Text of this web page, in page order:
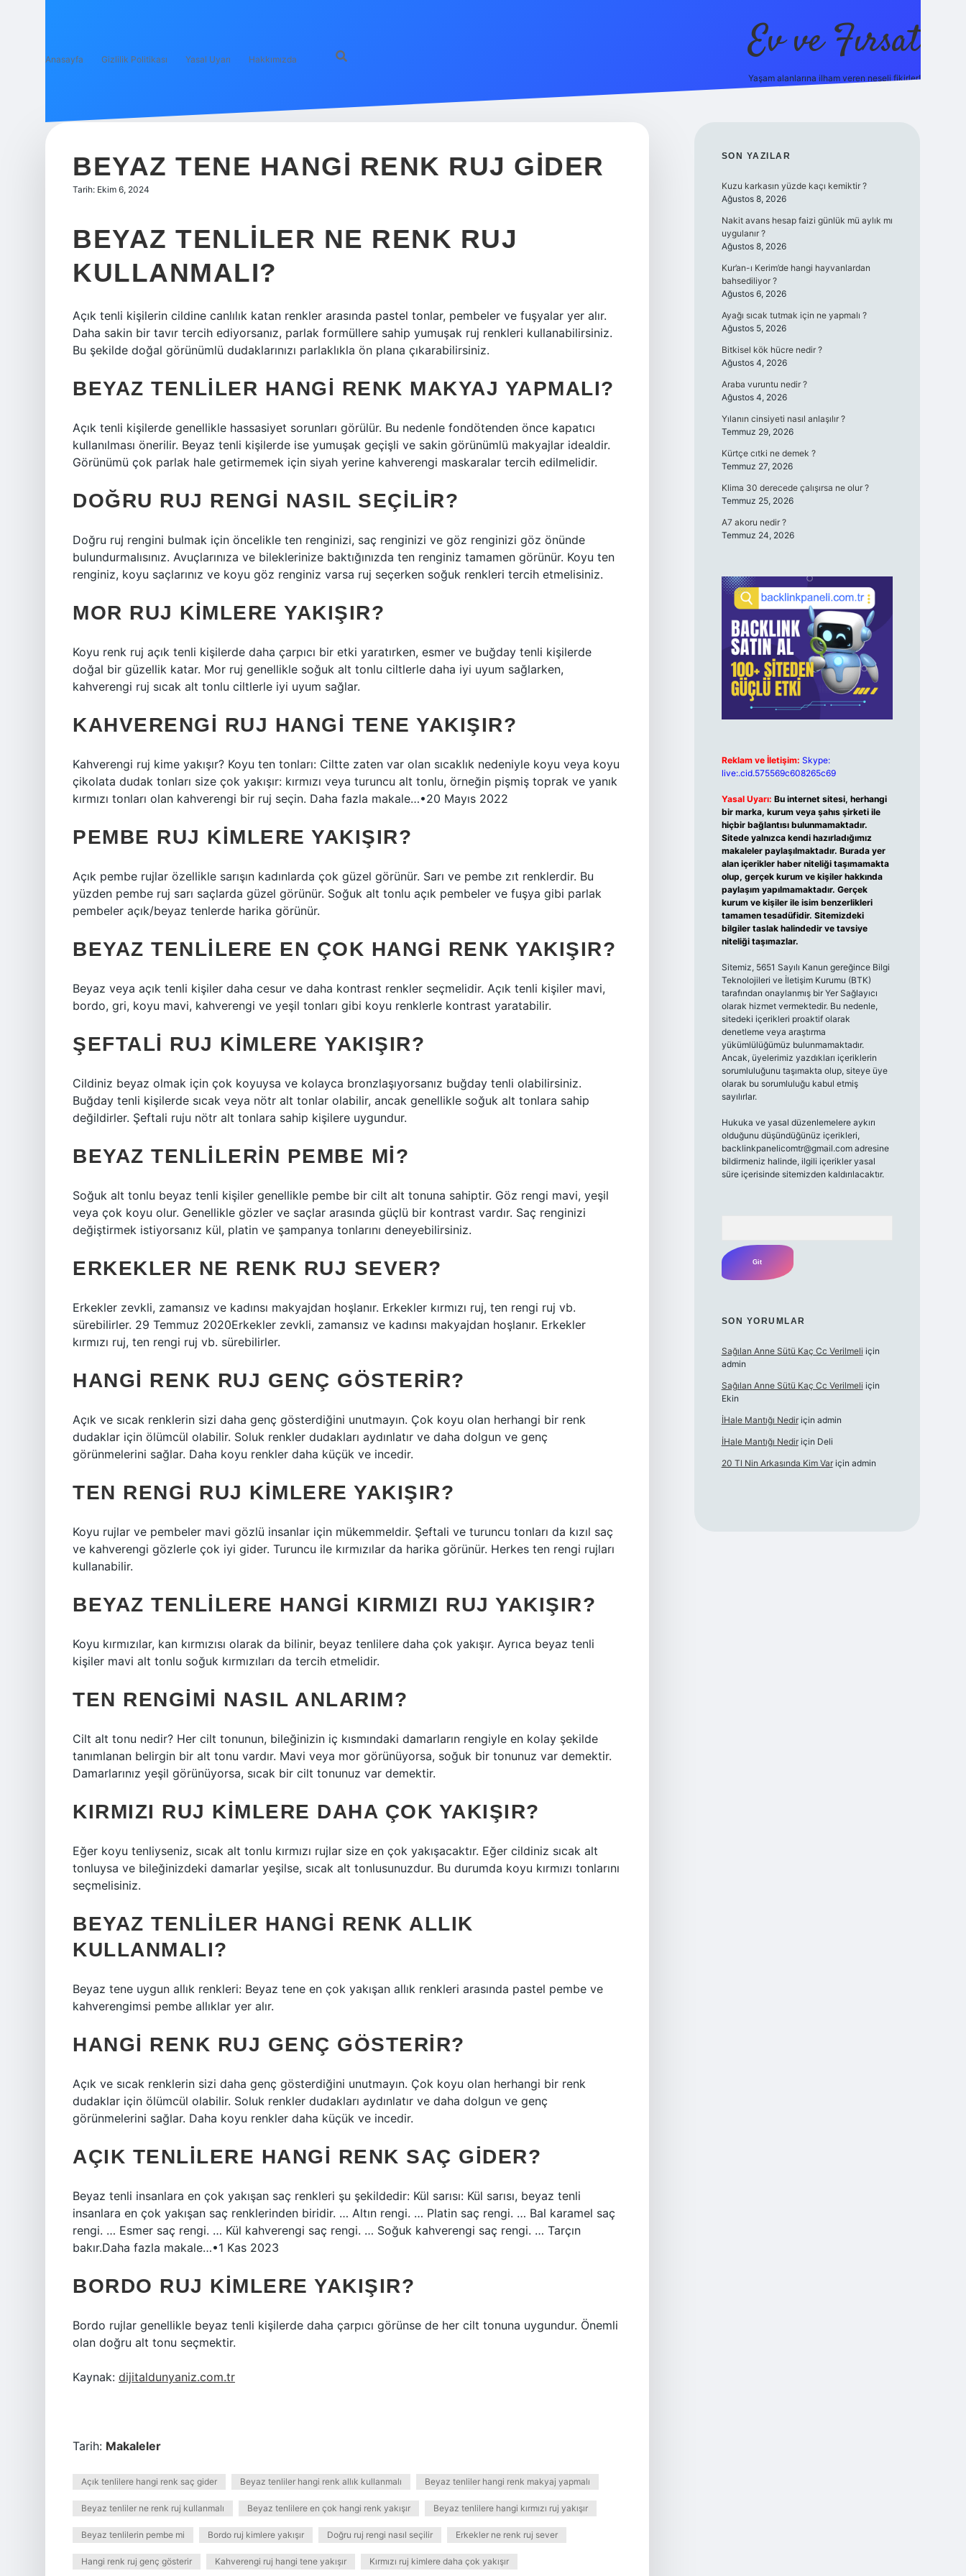
Anasayfa Gizlilik Politikası Yasal Uyarı Hakkımızda Ev ve Fırsat
Yaşam alanlarına ilham veren neşeli fikirler!
BEYAZ TENE HANGI RENK RUJ GIDER
Tarih: Ekim 6, 2024
BEYAZ TENLILER NE RENK RUJ
KULLANMALI?
Açık tenli kişilerin cildine canlılık katan renkler arasında pastel tonlar, pembeler ve fuşyalar yer alır.
Daha sakin bir tavır tercih ediyorsanız, parlak formüllere sahip yumuşak ruj renkleri kullanabilirsiniz.
Bu şekilde doğal görünümlü dudaklarınızı parlaklıkla ön plana çıkarabilirsiniz.
BEYAZ TENLILER HANGI RENK MAKYAJ YAPMALI?
Açık tenli kişilerde genellikle hassasiyet sorunları görülür. Bu nedenle fondötenden önce kapatıcı
kullanılması önerilir. Beyaz tenli kişilerde ise yumuşak geçişli ve sakin görünümlü makyajlar idealdir.
Görünümü çok parlak hale getirmemek için siyah yerine kahverengi maskaralar tercih edilmelidir.
DOĞRU RUJ RENGI NASIL SEÇILIR?
Doğru ruj rengini bulmak için öncelikle ten renginizi, saç renginizi ve göz renginizi göz önünde
bulundurmalısınız. Avuçlarınıza ve bileklerinize baktığınızda ten renginiz tamamen görünür. Koyu ten
renginiz, koyu saçlarınız ve koyu göz renginiz varsa ruj seçerken soğuk renkleri tercih etmelisiniz.
MOR RUJ KIMLERE YAKIŞIR?
Koyu renk ruj açık tenli kişilerde daha çarpıcı bir etki yaratırken, esmer ve buğday tenli kişilerde
doğal bir güzellik katar. Mor ruj genellikle soğuk alt tonlu ciltlerle daha iyi uyum sağlarken,
kahverengi ruj sıcak alt tonlu ciltlerle iyi uyum sağlar.
KAHVERENGI RUJ HANGI TENE YAKIŞIR?
Kahverengi ruj kime yakışır? Koyu ten tonları: Ciltte zaten var olan sıcaklık nedeniyle koyu veya koyu
çikolata dudak tonları size çok yakışır: kırmızı veya turuncu alt tonlu, örneğin pişmiş toprak ve yanık
kırmızı tonları olan kahverengi bir ruj seçin. Daha fazla makale…•20 Mayıs 2022
PEMBE RUJ KIMLERE YAKIŞIR?
Açık pembe rujlar özellikle sarışın kadınlarda çok güzel görünür. Sarı ve pembe zıt renklerdir. Bu
yüzden pembe ruj sarı saçlarda güzel görünür. Soğuk alt tonlu açık pembeler ve fuşya gibi parlak
pembeler açık/beyaz tenlerde harika görünür.
BEYAZ TENLILERE EN ÇOK HANGI RENK YAKIŞIR?
Beyaz veya açık tenli kişiler daha cesur ve daha kontrast renkler seçmelidir. Açık tenli kişiler mavi,
bordo, gri, koyu mavi, kahverengi ve yeşil tonları gibi koyu renklerle kontrast yaratabilir.
ŞEFTALI RUJ KIMLERE YAKIŞIR?
Cildiniz beyaz olmak için çok koyuysa ve kolayca bronzlaşıyorsanız buğday tenli olabilirsiniz.
Buğday tenli kişilerde sıcak veya nötr alt tonlar olabilir, ancak genellikle soğuk alt tonlara sahip
değildirler. Şeftali ruju nötr alt tonlara sahip kişilere uygundur.
BEYAZ TENLILERIN PEMBE MI?
Soğuk alt tonlu beyaz tenli kişiler genellikle pembe bir cilt alt tonuna sahiptir. Göz rengi mavi, yeşil
veya çok koyu olur. Genellikle gözler ve saçlar arasında güçlü bir kontrast vardır. Saç renginizi
değiştirmek istiyorsanız kül, platin ve şampanya tonlarını deneyebilirsiniz.
ERKEKLER NE RENK RUJ SEVER?
Erkekler zevkli, zamansız ve kadınsı makyajdan hoşlanır. Erkekler kırmızı ruj, ten rengi ruj vb.
sürebilirler. 29 Temmuz 2020Erkekler zevkli, zamansız ve kadınsı makyajdan hoşlanır. Erkekler
kırmızı ruj, ten rengi ruj vb. sürebilirler.
HANGI RENK RUJ GENÇ GÖSTERIR?
Açık ve sıcak renklerin sizi daha genç gösterdiğini unutmayın. Çok koyu olan herhangi bir renk
dudaklar için ölümcül olabilir. Soluk renkler dudakları aydınlatır ve daha dolgun ve genç
görünmelerini sağlar. Daha koyu renkler daha küçük ve incedir.
TEN RENGI RUJ KIMLERE YAKIŞIR?
Koyu rujlar ve pembeler mavi gözlü insanlar için mükemmeldir. Şeftali ve turuncu tonları da kızıl saç
ve kahverengi gözlerle çok iyi gider. Turuncu ile kırmızılar da harika görünür. Herkes ten rengi rujları
kullanabilir.
BEYAZ TENLILERE HANGI KIRMIZI RUJ YAKIŞIR?
Koyu kırmızılar, kan kırmızısı olarak da bilinir, beyaz tenlilere daha çok yakışır. Ayrıca beyaz tenli
kişiler mavi alt tonlu soğuk kırmızıları da tercih etmelidir.
TEN RENGIMI NASIL ANLARIM?
Cilt alt tonu nedir? Her cilt tonunun, bileğinizin iç kısmındaki damarların rengiyle en kolay şekilde
tanımlanan belirgin bir alt tonu vardır. Mavi veya mor görünüyorsa, soğuk bir tonunuz var demektir.
Damarlarınız yeşil görünüyorsa, sıcak bir cilt tonunuz var demektir.
KIRMIZI RUJ KIMLERE DAHA ÇOK YAKIŞIR?
Eğer koyu tenliyseniz, sıcak alt tonlu kırmızı rujlar size en çok yakışacaktır. Eğer cildiniz sıcak alt
tonluysa ve bileğinizdeki damarlar yeşilse, sıcak alt tonlusunuzdur. Bu durumda koyu kırmızı tonlarını
seçmelisiniz.
BEYAZ TENLILER HANGI RENK ALLIK
KULLANMALI?
Beyaz tene uygun allık renkleri: Beyaz tene en çok yakışan allık renkleri arasında pastel pembe ve
kahverengimsi pembe allıklar yer alır.
HANGI RENK RUJ GENÇ GÖSTERIR?
Açık ve sıcak renklerin sizi daha genç gösterdiğini unutmayın. Çok koyu olan herhangi bir renk
dudaklar için ölümcül olabilir. Soluk renkler dudakları aydınlatır ve daha dolgun ve genç
görünmelerini sağlar. Daha koyu renkler daha küçük ve incedir.
AÇIK TENLILERE HANGI RENK SAÇ GIDER?
Beyaz tenli insanlara en çok yakışan saç renkleri şu şekildedir: Kül sarısı: Kül sarısı, beyaz tenli
insanlara en çok yakışan saç renklerinden biridir. … Altın rengi. … Platin saç rengi. … Bal karamel saç
rengi. … Esmer saç rengi. … Kül kahverengi saç rengi. … Soğuk kahverengi saç rengi. … Tarçın
bakır.Daha fazla makale…•1 Kas 2023
BORDO RUJ KIMLERE YAKIŞIR?
Bordo rujlar genellikle beyaz tenli kişilerde daha çarpıcı görünse de her cilt tonuna uygundur. Önemli
olan doğru alt tonu seçmektir.
Kaynak: dijitaldunyaniz.com.tr
Tarih: Makaleler
Açık tenlilere hangi renk saç gider Beyaz tenliler hangi renk allık kullanmalı Beyaz tenliler hangi renk makyaj yapmalı
Beyaz tenliler ne renk ruj kullanmalı Beyaz tenlilere en çok hangi renk yakışır Beyaz tenlilere hangi kırmızı ruj yakışır
Beyaz tenlilerin pembe mi Bordo ruj kimlere yakışır Doğru ruj rengi nasıl seçilir Erkekler ne renk ruj sever
Hangi renk ruj genç gösterir Kahverengi ruj hangi tene yakışır Kırmızı ruj kimlere daha çok yakışır
SIDEBAR
SON YAZILAR
Kuzu karkasın yüzde kaçı kemiktir ?
Ağustos 8, 2026
Nakit avans hesap faizi günlük mü aylık mı
uygulanır ?
Ağustos 8, 2026
Kur’an-ı Kerim’de hangi hayvanlardan
bahsediliyor ?
Ağustos 6, 2026
Ayağı sıcak tutmak için ne yapmalı ?
Ağustos 5, 2026
Bitkisel kök hücre nedir ?
Ağustos 4, 2026
Araba vuruntu nedir ?
Ağustos 4, 2026
Yılanın cinsiyeti nasıl anlaşılır ?
Temmuz 29, 2026
Kürtçe cıtki ne demek ?
Temmuz 27, 2026
Klima 30 derecede çalışırsa ne olur ?
Temmuz 25, 2026
A7 akoru nedir ?
Temmuz 24, 2026
Reklam ve İletişim: Skype:
live:.cid.575569c608265c69
Yasal Uyarı: Bu internet sitesi, herhangi
bir marka, kurum veya şahıs şirketi ile
hiçbir bağlantısı bulunmamaktadır.
Sitede yalnızca kendi hazırladığımız
makaleler paylaşılmaktadır. Burada yer
alan içerikler haber niteliği taşımamakta
olup, gerçek kurum ve kişiler hakkında
paylaşım yapılmamaktadır. Gerçek
kurum ve kişiler ile isim benzerlikleri
tamamen tesadüfidir. Sitemizdeki
bilgiler taslak halindedir ve tavsiye
niteliği taşımazlar.
Sitemiz, 5651 Sayılı Kanun gereğince Bilgi
Teknolojileri ve İletişim Kurumu (BTK)
tarafından onaylanmış bir Yer Sağlayıcı
olarak hizmet vermektedir. Bu nedenle,
sitedeki içerikleri proaktif olarak
denetleme veya araştırma
yükümlülüğümüz bulunmamaktadır.
Ancak, üyelerimiz yazdıkları içeriklerin
sorumluluğunu taşımakta olup, siteye üye
olarak bu sorumluluğu kabul etmiş
sayılırlar.
Hukuka ve yasal düzenlemelere aykırı
olduğunu düşündüğünüz içerikleri,
backlinkpanelicomtr@gmail.comadresine
bildirmeniz halinde, ilgili içerikler yasal
süre içerisinde sitemizden kaldırılacaktır.
SON YORUMLAR
Sağılan Anne Sütü Kaç Cc Verilmeli için
admin
Sağılan Anne Sütü Kaç Cc Verilmeli için
Ekin
İHale Mantığı Nediriçin admin
İHale Mantığı Nediriçin Deli
20 Tl Nin Arkasında Kim Variçin admin